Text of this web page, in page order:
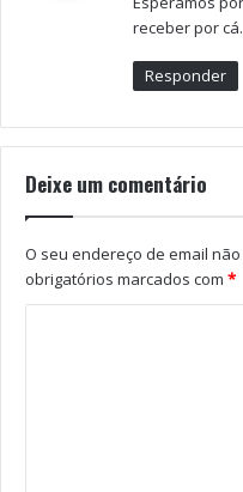
sábados e domingos às
Tags Eunice Muñoz
Ruy de Carvalho
slideshow
receber por cá.
Responder
Deixe um comentário
O seu endereço de email
obrigatórios marcados com *